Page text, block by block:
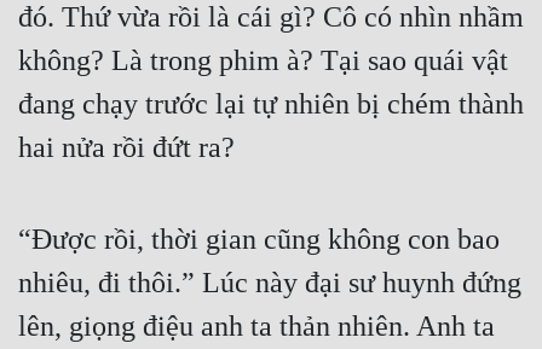
Phương Tây
Phản Phái
Quan Trường
Sảng Văn
Sắc
Sủng
đó. Thứ vừa rồi là cái gì? Cô có nhìn nhầm
không? Là trong phim à? Tại sao quái vật
đang chạy trước lại tự nhiên bị chém thành
hai nửa rồi đứt ra?
“Được rồi, thời gian cũng không con bao
nhiêu, đi thôi.” Lúc này đại sư huynh đứng
lên, giọng điệu anh ta thản nhiên. Anh ta